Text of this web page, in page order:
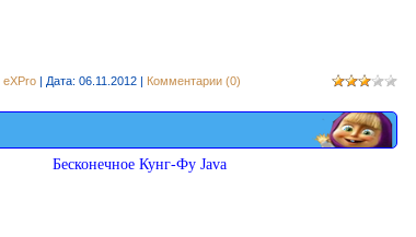
eXPro | Дата: 06.11.2012 | Комментарии (0)
Бесконечное Кунг-Фу Java